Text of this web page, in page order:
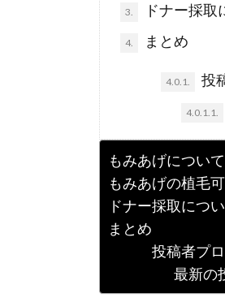
3. ドナー採取
4. まとめ
4.0.1. 投
4.0.1.1.
もみあげについて
もみあげの植毛
ドナー採取につ
まとめ
投稿者プ
最新の